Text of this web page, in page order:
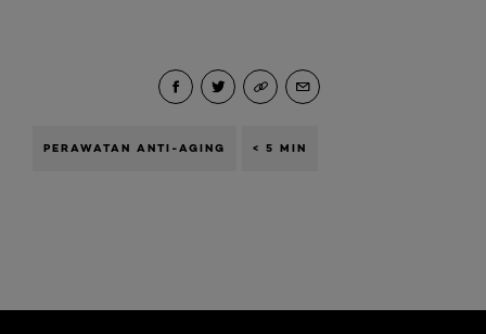
PERAWATAN ANTI-AGING < 5 MIN